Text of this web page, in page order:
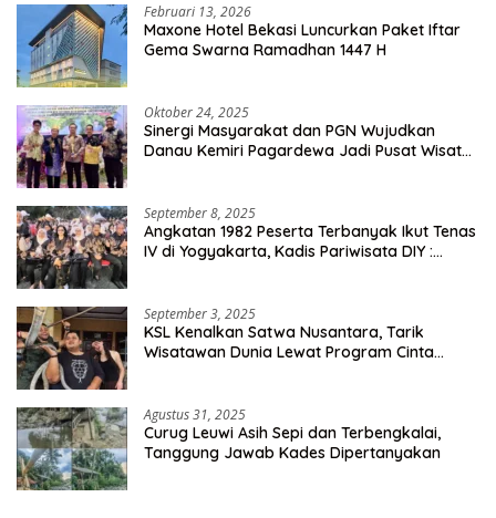
Februari 13, 2026
Maxone Hotel Bekasi Luncurkan Paket Iftar
Gema Swarna Ramadhan 1447 H
Oktober 24, 2025
Sinergi Masyarakat dan PGN Wujudkan
Danau Kemiri Pagardewa Jadi Pusat Wisata
September 8, 2025
Angkatan 1982 Peserta Terbanyak Ikut Tenas
IV di Yogyakarta, Kadis Pariwisata DIY :
September 3, 2025
KSL Kenalkan Satwa Nusantara, Tarik
Wisatawan Dunia Lewat Program Cinta
Agustus 31, 2025
Curug Leuwi Asih Sepi dan Terbengkalai,
Tanggung Jawab Kades Dipertanyakan